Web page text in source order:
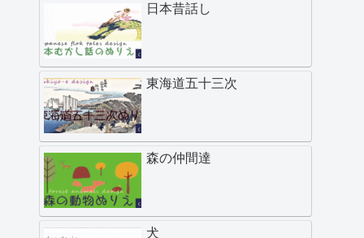
日本昔話し
東海道五十三次
森の仲間達
犬